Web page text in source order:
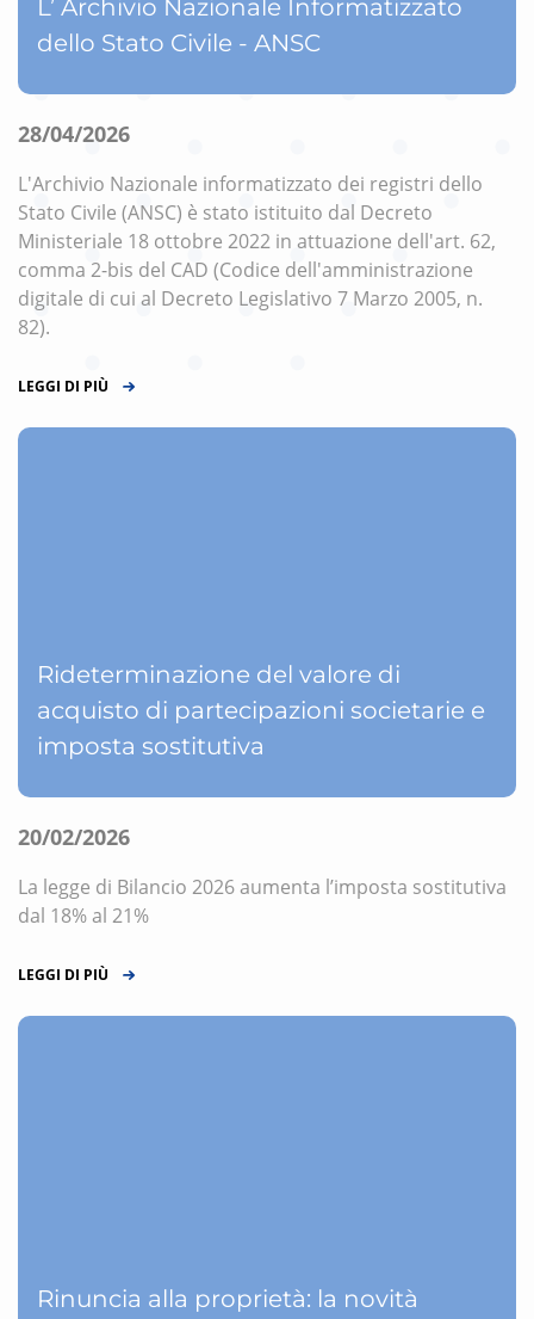
L’ Archivio Nazionale Informatizzato
dello Stato Civile - ANSC
28/04/2026
L'Archivio Nazionale informatizzato dei registri dello
Stato Civile (ANSC) è stato istituito dal Decreto
Ministeriale 18 ottobre 2022 in attuazione dell'art. 62,
comma 2-bis del CAD (Codice dell'amministrazione
digitale di cui al Decreto Legislativo 7 Marzo 2005, n.
82).
LEGGI DI PIÙ
Rideterminazione del valore di
acquisto di partecipazioni societarie e
imposta sostitutiva
20/02/2026
La legge di Bilancio 2026 aumenta l’imposta sostitutiva
dal 18% al 21%
LEGGI DI PIÙ
Rinuncia alla proprietà: la novità